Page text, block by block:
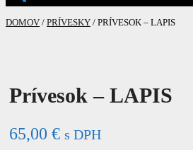
DOMOV / PRÍVESKY / PRÍVESOK – LAPIS
Prívesok – LAPIS
65,00 € s DPH